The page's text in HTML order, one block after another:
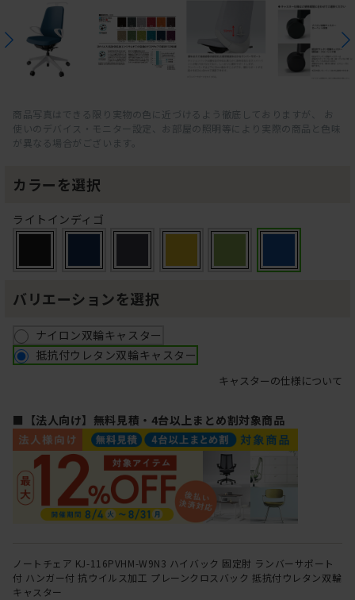
商品写真はできる限り実物の色に近づけるよう徹底しておりますが、 お
使いのデバイス・モニター設定、お部屋の照明等により実際の商品と色味
が異なる場合がございます。
カラーを選択
ライトインディゴ
バリエーションを選択
ナイロン双輪キャスター
抵抗付ウレタン双輪キャスター
キャスターの仕様について
■【法人向け】無料見積・4台以上まとめ割対象商品
ノートチェア KJ-116PVHM-W9N3 ハイバック 固定肘 ランバーサポート
付 ハンガー付 抗ウイルス加工 プレーンクロスバック 抵抗付ウレタン双輪
キャスター